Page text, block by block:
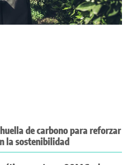
de carbono para reforzar
la sostenibilidad